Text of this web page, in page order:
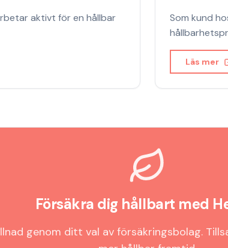
aktivt för en hållbar
Som kund
Läs mer
Försäkra dig hållbart med
genom ditt val av försäkringsbolag.